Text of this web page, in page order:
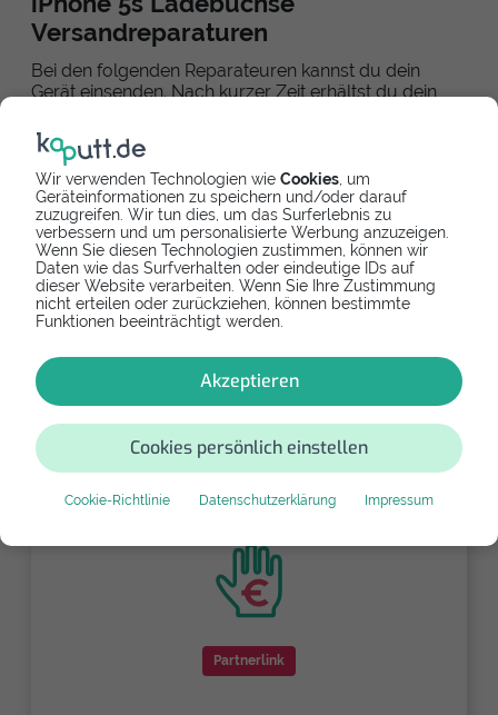
Wir verwenden Technologien wie Cookies , um
Geräteinformationen zu speichern und/oder darauf
zuzugreifen. Wir tun dies, um das Surferlebnis zu
verbessern und um personalisierte Werbung anzuzeigen.
Wenn Sie diesen Technologien zustimmen, können wir
Daten wie das Surfverhalten oder eindeutige IDs auf
dieser Website verarbeiten. Wenn Sie Ihre Zustimmung
nicht erteilen oder zurückziehen, können bestimmte
Funktionen beeinträchtigt werden.
Akzeptieren
Cookies persönlich einstellen
Cookie-Richtlinie Datenschutzerklärung Impressum
Versandreparaturen
Bei den folgenden Reparateuren kannst du dein
Gerät einsenden. Nach kurzer Zeit erhältst du dein
Online bezahlen Versandreparatur
kaputt.de GmbH
Einfach reparieren - dein Reparaturspezialist
5,0
8
49,90 €
iPhone 5s Alternativen
Partnerlink